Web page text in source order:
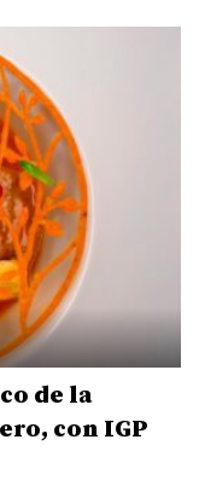
de la
con IGP